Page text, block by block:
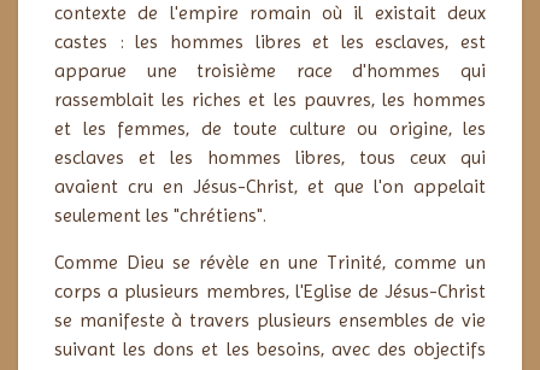
contexte de l'empire romain où il existait deux
castes : les hommes libres et les esclaves, est
apparue une troisième race d'hommes qui
rassemblait les riches et les pauvres, les hommes
et les femmes, de toute culture ou origine, les
esclaves et les hommes libres, tous ceux qui
avaient cru en Jésus-Christ, et que l'on appelait
seulement les "chrétiens".
Comme Dieu se révèle en une Trinité, comme un
corps a plusieurs membres, l'Eglise de Jésus-Christ
se manifeste à travers plusieurs ensembles de vie
suivant les dons et les besoins, avec des objectifs